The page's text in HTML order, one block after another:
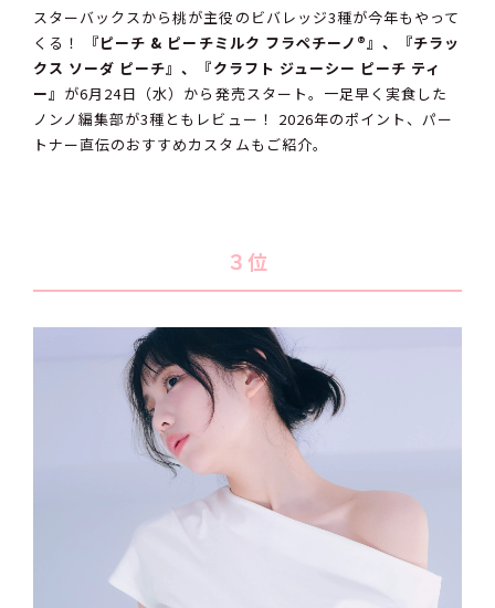
スターバックスから桃が主役のビバレッジ3種が今年もやって
くる！
『ピーチ & ピーチミルク フラペチーノ®』、『チラッ
クス ソーダ ピーチ』、『クラフト ジューシー ピーチ ティ
ー』 が6月24日（水）から発売スタート。一足早く実食した
ノンノ編集部が3種ともレビュー！ 2026年のポイント、パー
トナー直伝のおすすめカスタムもご紹介。
３位